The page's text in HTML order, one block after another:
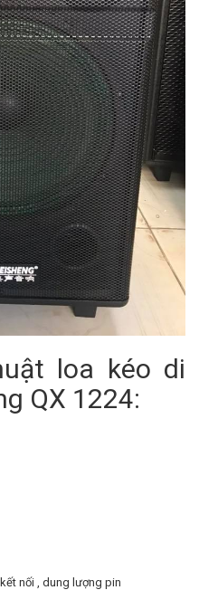
loa kéo di
QX 1224:
nối , dung lượng pin